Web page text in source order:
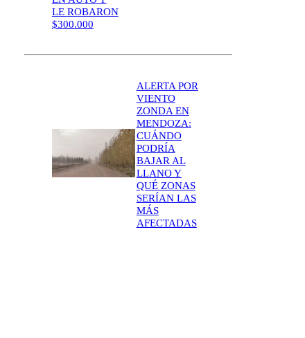
LE ROBARON
$300.000
ALERTA POR
VIENTO
ZONDA EN
MENDOZA:
CUÁNDO
PODRÍA
BAJAR AL
LLANO Y
QUÉ ZONAS
SERÍAN LAS
MÁS
AFECTADAS